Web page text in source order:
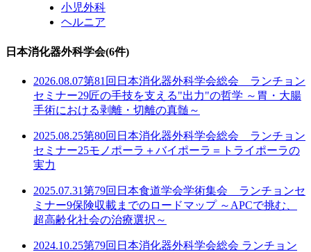
小児外科
ヘルニア
日本消化器外科学会(6件)
2026.08.07第81回日本消化器外科学会総会 ランチョン
セミナー29匠の手技を支える"出力"の哲学 ～胃・大腸
手術における剥離・切離の真髄～
2025.08.25第80回日本消化器外科学会総会 ランチョン
セミナー25モノポーラ＋バイポーラ＝トライポーラの
実力
2025.07.31第79回日本食道学会学術集会 ランチョンセ
ミナー9保険収載までのロードマップ ～APCで挑む、
超高齢化社会の治療選択～
2024.10.25第79回日本消化器外科学会総会 ランチョン